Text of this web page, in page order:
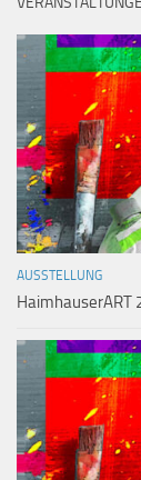
AUSSTELLUNG
HaimhauserART